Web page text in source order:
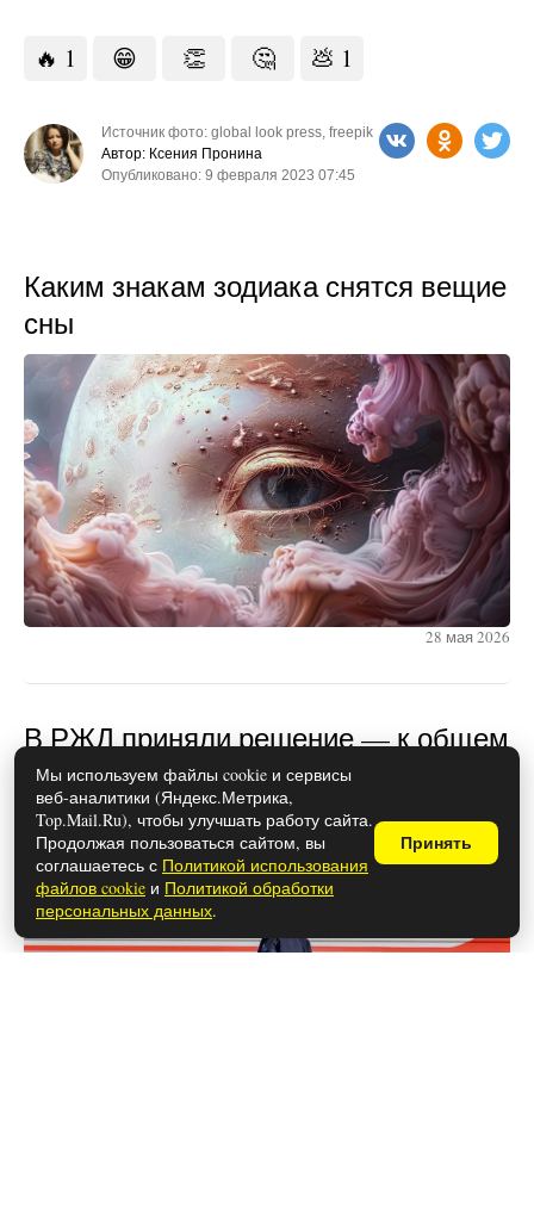
🔥 1 😁 👏 🤔 💩 1
Источник фото: global look press, freepik
Автор: Ксения Пронина
Опубликовано: 9 февраля 2023 07:45
Каким знакам зодиака снятся вещие
сны
28 мая 2026
В РЖД приняли решение — к общем
столику больше не подпустят: в
новых вагонах у пассажиров все
будет по-другому
Мы используем файлы cookie и сервисы
веб-аналитики (Яндекс.Метрика,
Top.Mail.Ru), чтобы улучшать работу сайта.
Продолжая пользоваться сайтом, вы
соглашаетесь с Политикой использования
файлов cookie и Политикой обработки
персональных данных.
Принять